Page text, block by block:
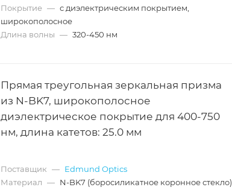
Покрытие — с диэлектрическим покрытием,
широкополосное
Длина волны — 320-450 нм
Прямая треугольная зеркальная призма
из N-BK7, широкополосное
диэлектрическое покрытие для 400-750
нм, длина катетов: 25.0 мм
Поставщик — Edmund Optics
Материал — N-BK7 (боросиликатное коронное стекло)